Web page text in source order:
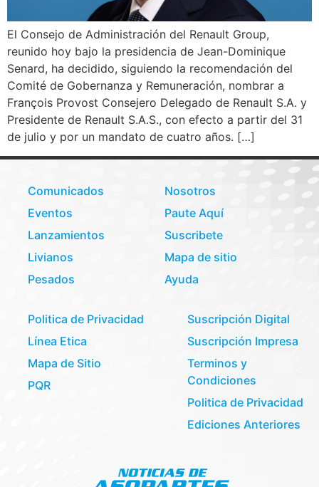
El Consejo de Administración del Renault Group,
reunido hoy bajo la presidencia de Jean-Dominique
Senard, ha decidido, siguiendo la recomendación del
Comité de Gobernanza y Remuneración, nombrar a
François Provost Consejero Delegado de Renault S.A. y
Presidente de Renault S.A.S., con efecto a partir del 31
de julio y por un mandato de cuatro años. […]
Comunicados
Eventos
Lanzamientos
Livianos
Pesados
Nosotros
Paute Aquí
Suscribete
Mapa de sitio
Ayuda
Politica de Privacidad
Línea Etica
Mapa de Sitio
PQR
Suscripción Digital
Suscripción Impresa
Terminos y
Condiciones
Politica de Privacidad
Ediciones Anteriores